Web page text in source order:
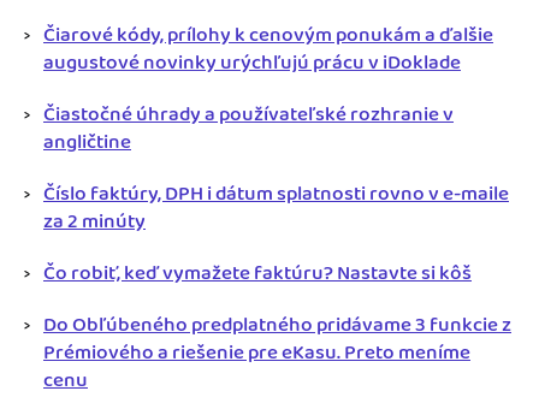
Čiarové kódy, prílohy k cenovým ponukám a ďalšie
augustové novinky urýchľujú prácu v iDoklade
Čiastočné úhrady a používateľské rozhranie v
angličtine
Číslo faktúry, DPH i dátum splatnosti rovno v e-maile
za 2 minúty
Čo robiť, keď vymažete faktúru? Nastavte si kôš
Do Obľúbeného predplatného pridávame 3 funkcie z
Prémiového a riešenie pre eKasu. Preto meníme
cenu